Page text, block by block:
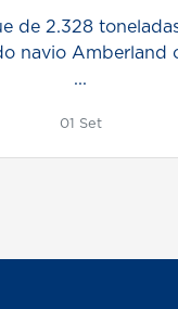
de 2.328
navio Amberland
...
01 Set